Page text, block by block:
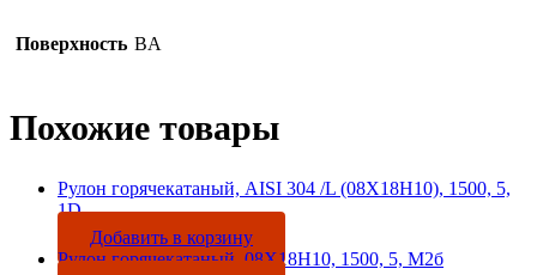
Поверхность BA
Похожие товары
Рулон горячекатаный, AISI 304 /L (08Х18Н10), 1500, 5,
1D
Добавить в корзину
Рулон горячекатаный, 08Х18Н10, 1500, 5, М2б